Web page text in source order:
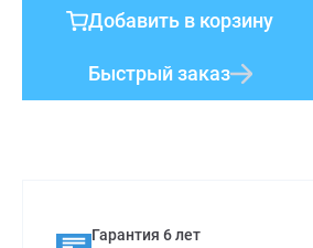
гаражных и других работ,
Добавить в корзину
Быстрый заказ
Гарантия 6 лет